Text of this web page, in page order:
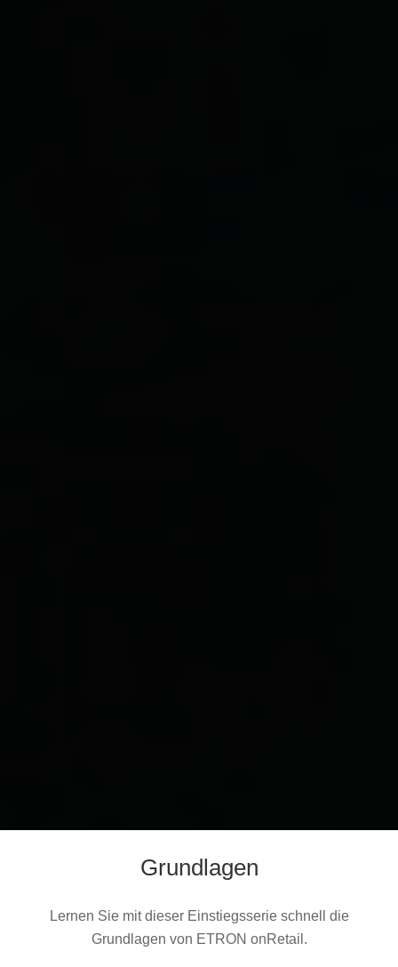
Grundlagen
Lernen Sie mit dieser Einstiegsserie schnell die
Grundlagen von ETRON onRetail.